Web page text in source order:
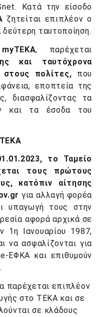
Κατά την είσοδο
ζητείται επιπλέον ο
ταυτοποίηση.
myTEKA, παρέχεται
και ταυτόχρονα
στους πολίτες, που
εποπτεία της
διασφαλίζοντας τα
και τα έσοδα του
το Ταμείο
τους πρώτους
κατόπιν αίτησης
για αλλαγή φορέα
υπαγωγή τους στην
αφορά αρχικά σε
1η Ιανουαρίου 1987,
να ασφαλίζονται για
ΕΦΚΑ και επιθυμούν
παρέχεται επιπλέον
στο ΤΕΚΑ και σε
σε κλάδους